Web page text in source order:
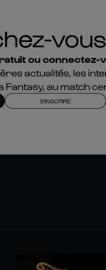
ou connectez-
actualités, les
Fantasy, au match
S'INSCRIRE